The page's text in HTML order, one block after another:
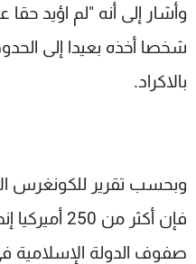
وأشار إلى أنه "لم اؤيد
شخصا أخذه بعيدا إلى
بالاكراد.
فإن أكثر من
صفوف الدولة الإسلامية